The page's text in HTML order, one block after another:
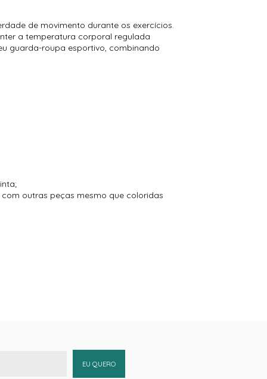
de movimento durante os exercícios.
a temperatura corporal regulada
guarda-roupa esportivo, combinando
outras peças mesmo que coloridas
EU QUERO